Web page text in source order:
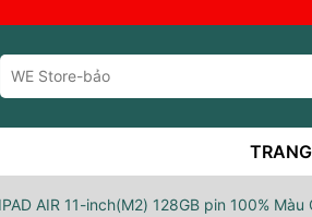
IPAD AIR 11-inch(M2) 128GB pin 100% Màu